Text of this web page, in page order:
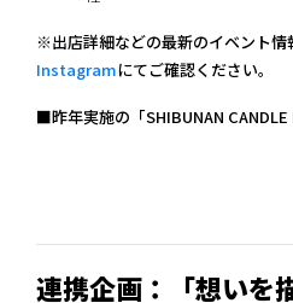
※出店詳細などの最新のイベント情
Instagramにてご確認ください。
■昨年実施の「SHIBUNAN CANDLE
連携企画：「想いを